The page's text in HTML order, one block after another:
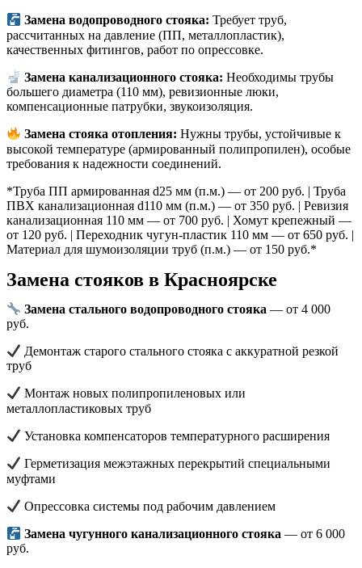
Замена водопроводного стояка: Требует труб,
рассчитанных на давление (ПП, металлопластик),
качественных фитингов, работ по опрессовке.
Замена канализационного стояка: Необходимы трубы
большего диаметра (110 мм), ревизионные люки,
компенсационные патрубки, звукоизоляция.
Замена стояка отопления: Нужны трубы, устойчивые к
высокой температуре (армированный полипропилен), особые
требования к надежности соединений.
*Труба ПП армированная d25 мм (п.м.) — от 200 руб. | Труба
ПВХ канализационная d110 мм (п.м.) — от 350 руб. | Ревизия
канализационная 110 мм — от 700 руб. | Хомут крепежный —
от 120 руб. | Переходник чугун-пластик 110 мм — от 650 руб. |
Материал для шумоизоляции труб (п.м.) — от 150 руб.*
Замена стояков в Красноярске
Замена стального водопроводного стояка — от 4 000
руб.
Демонтаж старого стального стояка с аккуратной резкой
труб
Монтаж новых полипропиленовых или
металлопластиковых труб
Установка компенсаторов температурного расширения
Герметизация межэтажных перекрытий специальными
муфтами
Опрессовка системы под рабочим давлением
Замена чугунного канализационного стояка — от 6 000
руб.